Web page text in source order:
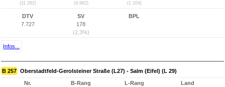
(11.262) (4.962) (1.104)
DTV
7.727
SV
178
(2,3%)
BPL
Infos...
B 257 Oberstadtfeld-Gerolsteiner Straße (L27) - Salm (Eifel) (L 29)
Nr.
B-Rang
L-Rang
Land